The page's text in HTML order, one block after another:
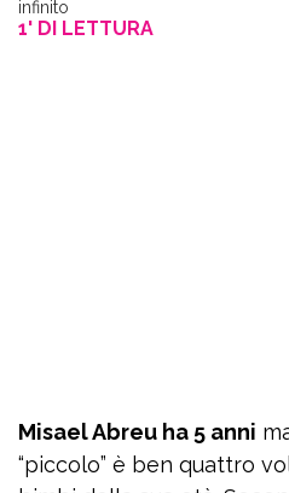
1' DI LETTURA
Misael Abreu ha 5 anni
“piccolo” è ben quattro